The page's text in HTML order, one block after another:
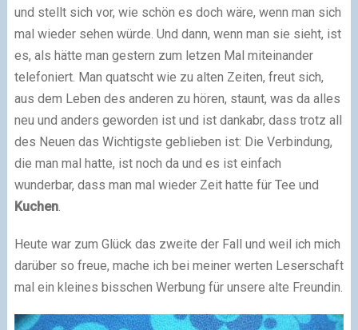
und stellt sich vor, wie schön es doch wäre, wenn man sich
mal wieder sehen würde. Und dann, wenn man sie sieht, ist
es, als hätte man gestern zum letzen Mal miteinander
telefoniert. Man quatscht wie zu alten Zeiten, freut sich,
aus dem Leben des anderen zu hören, staunt, was da alles
neu und anders geworden ist und ist dankabr, dass trotz all
des Neuen das Wichtigste geblieben ist: Die Verbindung,
die man mal hatte, ist noch da und es ist einfach
wunderbar, dass man mal wieder Zeit hatte für Tee und
Kuchen.
Heute war zum Glück das zweite der Fall und weil ich mich
darüber so freue, mache ich bei meiner werten Leserschaft
mal ein kleines bisschen Werbung für unsere alte Freundin.